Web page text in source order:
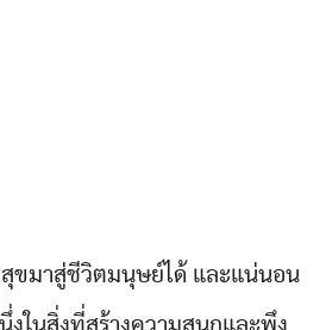
ขมาสู่ชีวิตมนุษย์ได้ และแน่นอน
งในสิ่งที่สร้างความสนุกและพึง